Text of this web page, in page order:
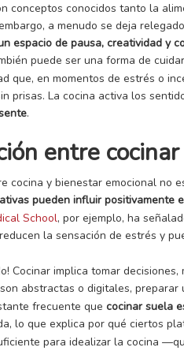
conceptos conocidos tanto la
a menudo se deja
espacio de pausa, creatividad y
puede ser una forma de
que, en momentos de estrés o
prisas. La cocina activa los
.
entre
cocina y bienestar emocional no
pueden influir positivamente
School, por ejemplo, ha
la sensación de estrés y
Cocinar implica tomar
abstractas o digitales,
frecuente quecocinar suela
lo que explica por qué ciertos
para idealizar la cocina